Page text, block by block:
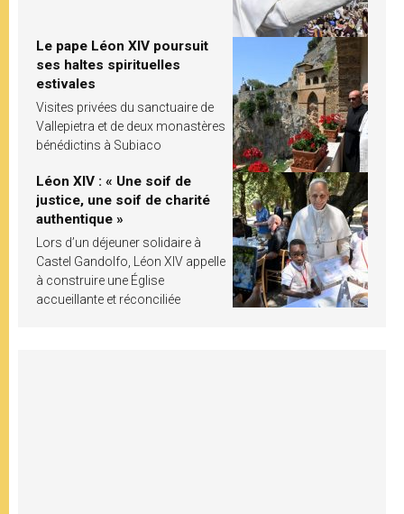
Le pape Léon XIV poursuit
ses haltes spirituelles
estivales
Visites privées du sanctuaire de
Vallepietra et de deux monastères
bénédictins à Subiaco
Léon XIV : « Une soif de
justice, une soif de charité
authentique »
Lors d’un déjeuner solidaire à
Castel Gandolfo, Léon XIV appelle
à construire une Église
accueillante et réconciliée